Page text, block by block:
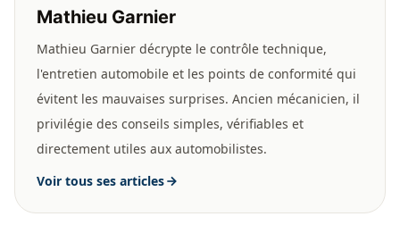
Mathieu Garnier
Mathieu Garnier décrypte le contrôle technique,
l'entretien automobile et les points de conformité qui
évitent les mauvaises surprises. Ancien mécanicien, il
privilégie des conseils simples, vérifiables et
directement utiles aux automobilistes.
Voir tous ses articles